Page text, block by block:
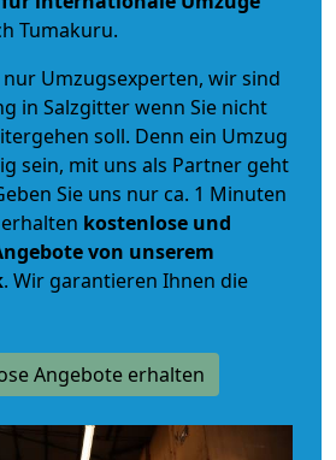
Tumakuru.
Umzugsexperten, wir sind
in Salzgitter wenn Sie nicht
soll. Denn ein Umzug
sein, mit uns als Partner geht
Sie uns nur ca. 1 Minuten
kostenlose und
von unserem
. Wir garantieren Ihnen die
Angebote erhalten